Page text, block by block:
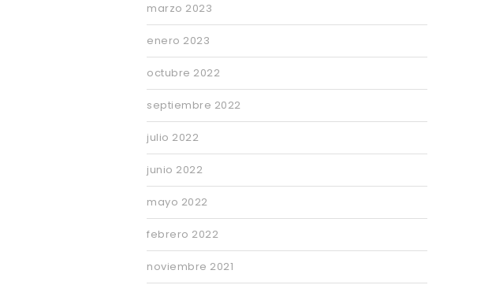
marzo 2023
enero 2023
octubre 2022
septiembre 2022
julio 2022
junio 2022
mayo 2022
febrero 2022
noviembre 2021